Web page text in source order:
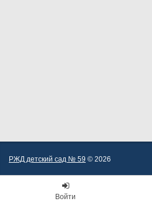
РЖД детский сад № 59 © 2026
Войти